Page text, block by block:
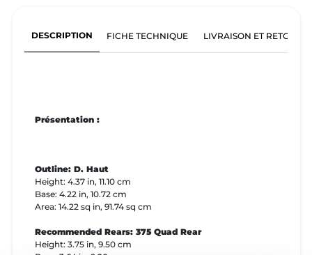
DESCRIPTION FICHE TECHNIQUE LIVRAISON ET RETOURS
Présentation :
Outline: D. Haut
Height: 4.37 in, 11.10 cm
Base: 4.22 in, 10.72 cm
Area: 14.22 sq in, 91.74 sq cm
Recommended Rears: 375 Quad Rear
Height: 3.75 in, 9.50 cm